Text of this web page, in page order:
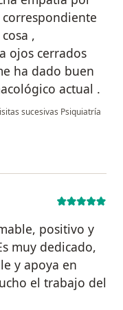
,
ojos cerrados
ha dado buen
actual .
sucesivas Psiquiatría
positivo y
muy dedicado,
y apoya en
el trabajo del